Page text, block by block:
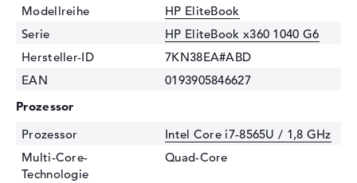
Modellreihe
HP EliteBook
Serie
HP EliteBook x360 1040 G6
Hersteller-ID
7KN38EA#ABD
EAN
0193905846627
Prozessor
Prozessor
Intel Core i7-8565U / 1,8 GHz
Multi-Core-
Technologie
Quad-Core